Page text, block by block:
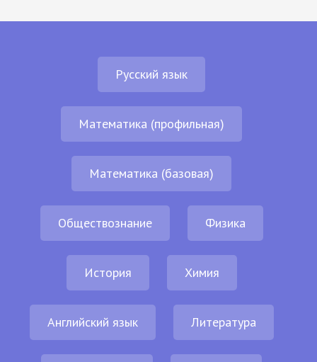
Русский язык
Математика (профильная)
Математика (базовая)
Обществознание Физика
История Химия
Английский язык Литература